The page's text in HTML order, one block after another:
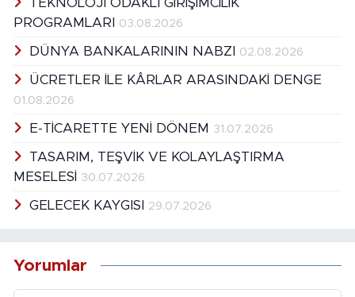
PROGRAMLARI
03.08.2026
DÜNYA BANKALARININ NABZI 02.08.2026
ÜCRETLER İLE KÂRLAR ARASINDAKİ DENGE
01.08.2026
E-TİCARETTE YENİ DÖNEM 31.07.2026
TASARIM, TEŞVİK VE KOLAYLAŞTIRMA
MESELESİ
30.07.2026
GELECEK KAYGISI 29.07.2026
Yorumlar